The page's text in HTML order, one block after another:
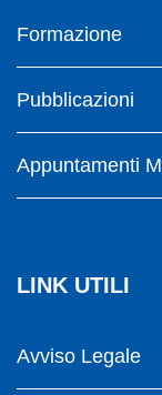
Formazione
Pubblicazioni
Appuntamenti
LINK UTILI
Avviso Legale